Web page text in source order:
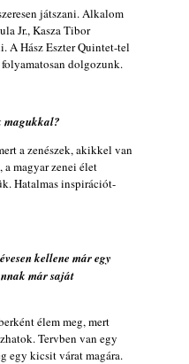
játszani. Alkalom
Jr., Kasza Tibor
A Hász Eszter Quintet-tel
dolgozunk.
magukkal?
a zenészek, akikkel van
a magyar zenei élet
Hatalmas inspirációt-
kellene már egy
már saját
élem meg, mert
Tervben van egy
egy kicsit várat magára.